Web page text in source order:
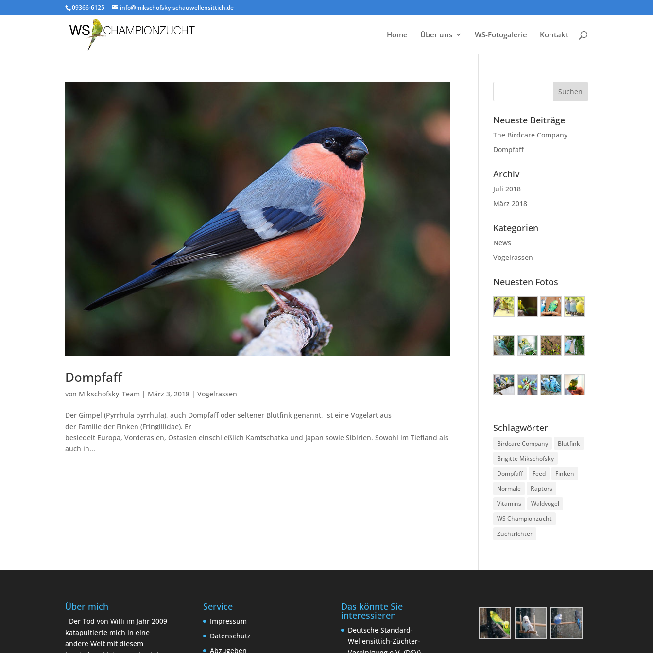
09366-6125 info@mikschofsky-schauwellensittich.de
Home Über uns WS-Fotogalerie Kontakt
Dompfaff
von Mikschofsky_Team | März 3, 2018 |Vogelrassen
Der Gimpel (Pyrrhula pyrrhula), auch Dompfaff oder seltener Blutfink genannt, ist eine Vogelart aus
der Familie der Finken (Fringillidae). Er
besiedelt Europa, Vorderasien, Ostasien einschließlich Kamtschatka und Japan sowie Sibirien. Sowohl im Tiefland als
auch in...
Neueste Beiträge
The Birdcare Company
Dompfaff
Archiv
Juli 2018
März 2018
Kategorien
News
Vogelrassen
Neuesten Fotos
Schlagwörter
Birdcare Company
Blutfink
Brigitte Mikschofsky
Dompfaff
Feed
Finken
Normale
Raptors
Vitamins
Waldvogel
WS Championzucht
Zuchtrichter
Über mich
Der Tod von Willi im Jahr 2009
katapultierte mich in eine
andere Welt mit diesem
Service
Impressum
Datenschutz
Abzugeben
Das könnte Sie
interessieren
Deutsche Standard-
Wellensittich-Züchter-